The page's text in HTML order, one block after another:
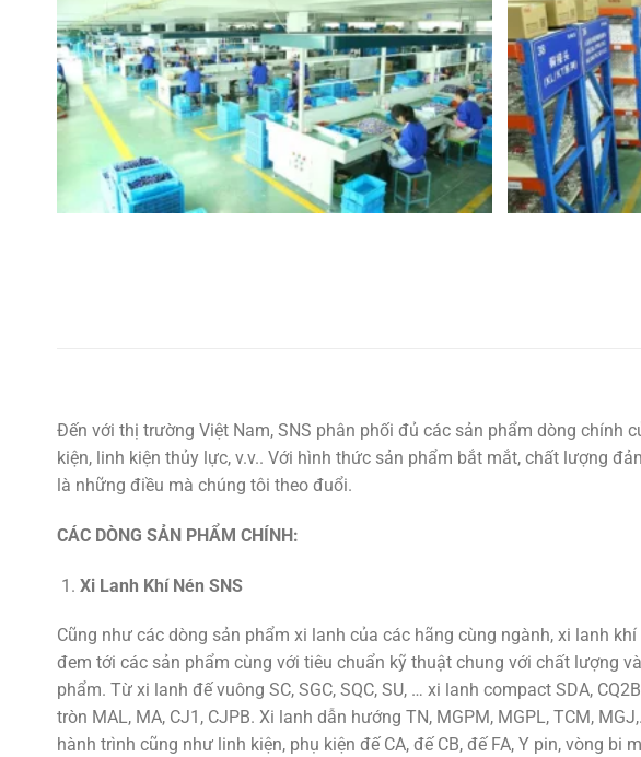
Đến với thị trường Việt Nam, SNS phân phối đủ các sản phẩm dòng chính
kiện, linh kiện thủy lực, v.v.. Với hình thức sản phẩm bắt mắt, chất lượng
là những điều mà chúng tôi theo đuổi.
CÁC DÒNG SẢN PHẨM CHÍNH:
Xi Lanh Khí Nén SNS
Cũng như các dòng sản phẩm xi lanh của các hãng cùng ngành, xi lanh
đem tới các sản phẩm cùng với tiêu chuẩn kỹ thuật chung với chất lượng
phẩm. Từ xi lanh đế vuông SC, SGC, SQC, SU, … xi lanh compact SDA,
tròn MAL, MA, CJ1, CJPB. Xi lanh dẫn hướng TN, MGPM, MGPL, TCM,
hành trình cũng như linh kiện, phụ kiện đế CA, đế CB, đế FA, Y pin, vòng bi